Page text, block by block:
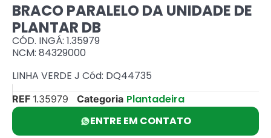
BRACO PARALELO DA UNIDADE DE
PLANTAR DB
CÓD. INGÁ: 1.35979
NCM: 84329000
LINHA VERDE J Cód: DQ44735
REF 1.35979 Categoria Plantadeira
ENTRE EM CONTATO